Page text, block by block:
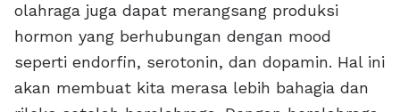
olahraga juga dapat merangsang produksi
hormon yang berhubungan dengan mood
seperti endorfin, serotonin, dan dopamin. Hal ini
akan membuat kita merasa lebih bahagia dan